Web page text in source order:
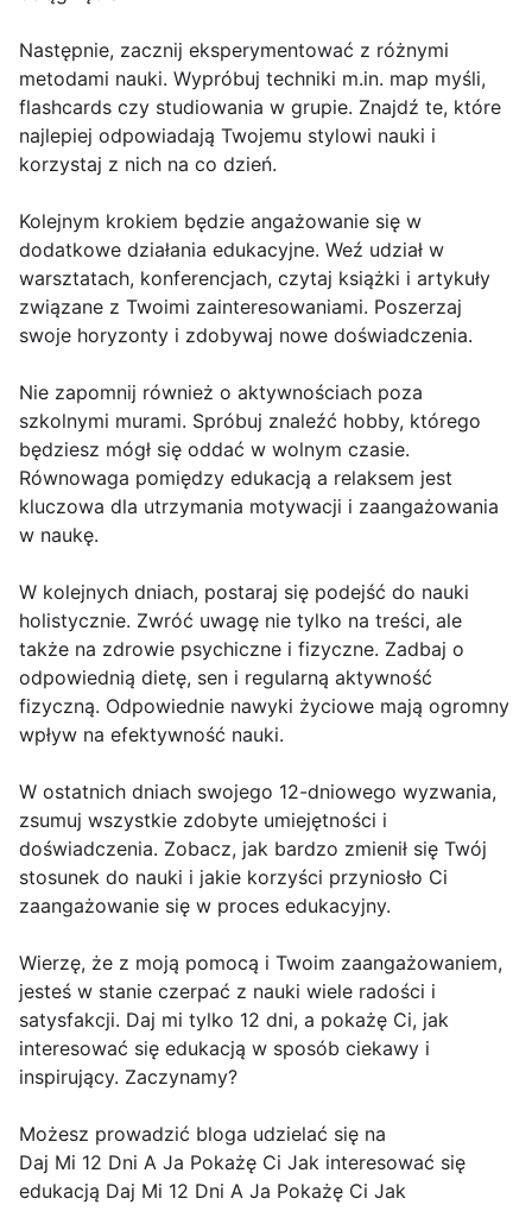
Następnie, zacznij eksperymentować z różnymi
metodami nauki. Wypróbuj techniki m.in. map myśli,
flashcards czy studiowania w grupie. Znajdź te, które
najlepiej odpowiadają Twojemu stylowi nauki i
korzystaj z nich na co dzień.
Kolejnym krokiem będzie angażowanie się w
dodatkowe działania edukacyjne. Weź udział w
warsztatach, konferencjach, czytaj książki i artykuły
związane z Twoimi zainteresowaniami. Poszerzaj
swoje horyzonty i zdobywaj nowe doświadczenia.
Nie zapomnij również o aktywnościach poza
szkolnymi murami. Spróbuj znaleźć hobby, którego
będziesz mógł się oddać w wolnym czasie.
Równowaga pomiędzy edukacją a relaksem jest
kluczowa dla utrzymania motywacji i zaangażowania
w naukę.
W kolejnych dniach, postaraj się podejść do nauki
holistycznie. Zwróć uwagę nie tylko na treści, ale
także na zdrowie psychiczne i fizyczne. Zadbaj o
odpowiednią dietę, sen i regularną aktywność
fizyczną. Odpowiednie nawyki życiowe mają ogromny
wpływ na efektywność nauki.
W ostatnich dniach swojego 12-dniowego wyzwania,
zsumuj wszystkie zdobyte umiejętności i
doświadczenia. Zobacz, jak bardzo zmienił się Twój
stosunek do nauki i jakie korzyści przyniosło Ci
zaangażowanie się w proces edukacyjny.
Wierzę, że z moją pomocą i Twoim zaangażowaniem,
jesteś w stanie czerpać z nauki wiele radości i
satysfakcji. Daj mi tylko 12 dni, a pokażę Ci, jak
interesować się edukacją w sposób ciekawy i
inspirujący. Zaczynamy?
Możesz prowadzić bloga udzielać się na
Daj Mi 12 Dni A Ja Pokażę Ci Jak interesować się
edukacją Daj Mi 12 Dni A Ja Pokażę Ci Jak